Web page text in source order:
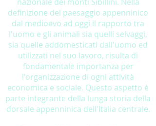
definizione del paesaggio appenninico
dal medioevo ad oggi il rapporto tra
l'uomo e gli animali sia quelli selvaggi,
sia quelle addomesticati dall'uomo ed
utilizzati nel suo lavoro, risulta di
fondamentale importanza per
l'organizzazione di ogni attività
economica e sociale. Questo aspetto è
parte integrante della lunga storia della
dorsale appenninica dell'Italia centrale.